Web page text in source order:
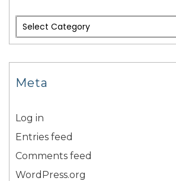
Meta
Log in
Entries feed
Comments feed
WordPress.org